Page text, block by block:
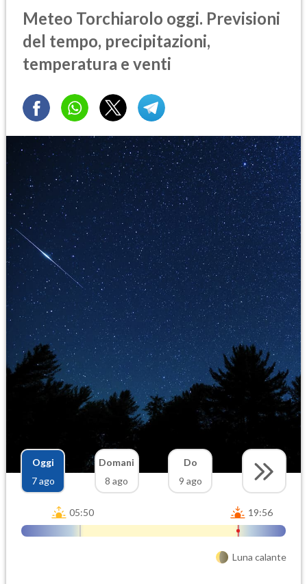
Meteo Torchiarolo oggi. Previsioni
del tempo, precipitazioni,
temperatura e venti
Oggi
7 ago
Domani
8 ago
Do
9 ago
05:50 19:56
Luna calante